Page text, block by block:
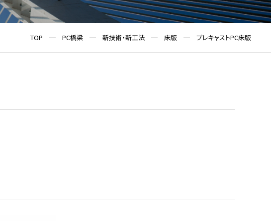
TOP ─ PC橋梁 ─ 新技術・新工法 ─ 床版 ─ プレキャストPC床版